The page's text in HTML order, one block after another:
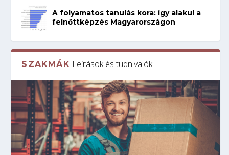
A folyamatos tanulás kora: így alakul a
felnőttképzés Magyarországon
SZAKMÁK Leírások és tudnivalók